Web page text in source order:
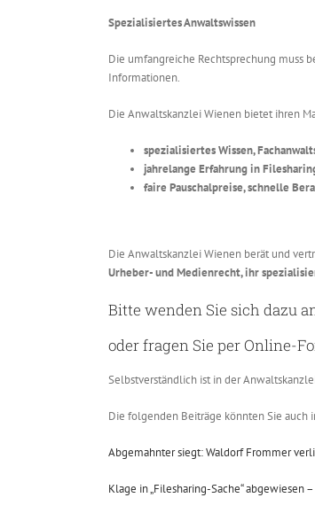
Spezialisiertes Anwaltswissen
Die umfangreiche Rechtsprechung muss
Informationen.
Die Anwaltskanzlei Wienen bietet ihren
spezialisiertes Wissen,
jahrelange Erfahrung in
faire Pauschalpreise, schnelle
Die Anwaltskanzlei Wienen berät und
Urheber- und Medienrecht, ihr
Bitte wenden Sie sich dazu
oder fragen Sie perOnline-
Selbstverständlich ist in der
Die folgenden Beiträge könnten Sie auch
Abgemahnter siegt: Waldorf Frommer
Klage in „Filesharing-Sache“